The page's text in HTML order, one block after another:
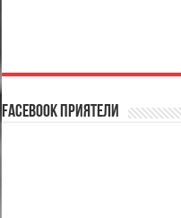
Facebook Приятели